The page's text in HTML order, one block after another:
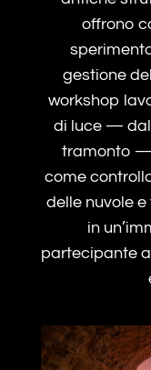
offrono
gestione
workshop
di luce —
tramonto —
come
delle nuvole
in
partecipante